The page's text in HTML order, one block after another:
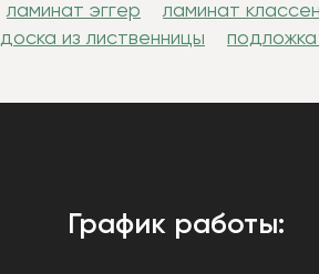
ламинат эггер ламинат классен
из лиственницы
График работы: